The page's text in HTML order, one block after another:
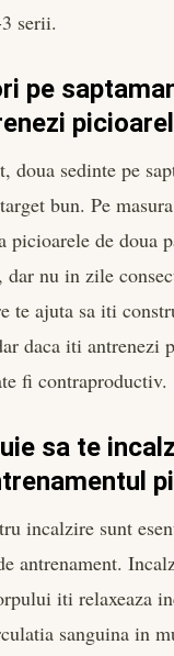
serii.
pe
doua sedinte pe
bun. Pe
picioarele de doua
dar nu in zile
te ajuta sa iti
daca iti antrenezi
fi contraproductiv.
sa te
incalzire sunt
antrenament.
iti relaxeaza
sanguina in